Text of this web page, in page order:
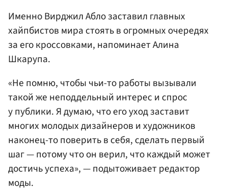
Именно Вирджил Абло заставил главных
хайпбистов мира стоять в огромных очередях
за его кроссовками, напоминает Алина
Шкарупа.
«Не помню, чтобы чьи-то работы вызывали
такой же неподдельный интерес и спрос
у публики. Я думаю, что его уход заставит
многих молодых дизайнеров и художников
наконец-то поверить в себя, сделать первый
шаг — потому что он верил, что каждый может
достичь успеха», — подытоживает редактор
моды.